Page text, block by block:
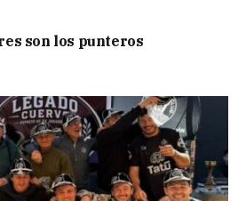
son los punteros